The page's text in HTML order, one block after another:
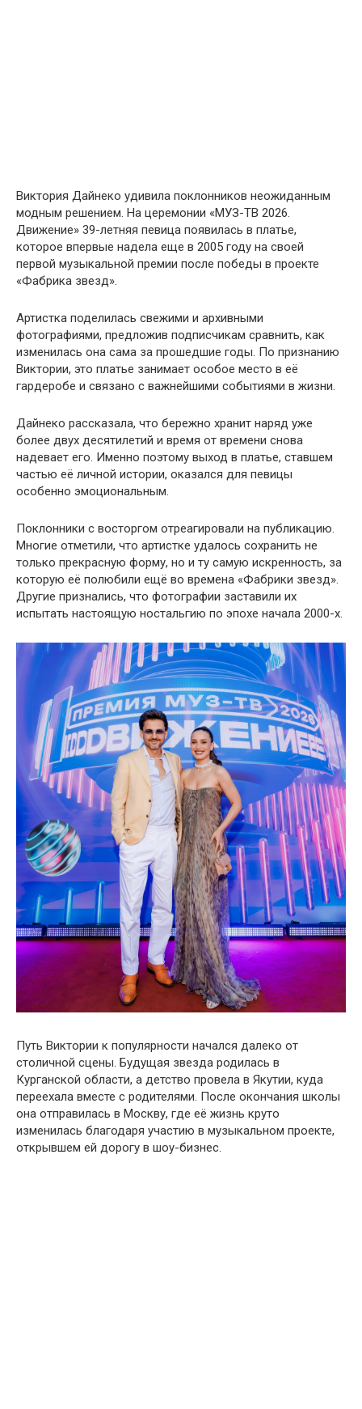
Виктория Дайнеко удивила поклонников неожиданным
модным решением. На церемонии «МУЗ-ТВ 2026.
Движение» 39-летняя певица появилась в платье,
которое впервые надела еще в 2005 году на своей
первой музыкальной премии после победы в проекте
«Фабрика звезд».
Артистка поделилась свежими и архивными
фотографиями, предложив подписчикам сравнить, как
изменилась она сама за прошедшие годы. По признанию
Виктории, это платье занимает особое место в её
гардеробе и связано с важнейшими событиями в жизни.
Дайнеко рассказала, что бережно хранит наряд уже
более двух десятилетий и время от времени снова
надевает его. Именно поэтому выход в платье, ставшем
частью её личной истории, оказался для певицы
особенно эмоциональным.
Поклонники с восторгом отреагировали на публикацию.
Многие отметили, что артистке удалось сохранить не
только прекрасную форму, но и ту самую искренность, за
которую её полюбили ещё во времена «Фабрики звезд».
Другие признались, что фотографии заставили их
испытать настоящую ностальгию по эпохе начала 2000-х.
Путь Виктории к популярности начался далеко от
столичной сцены. Будущая звезда родилась в
Курганской области, а детство провела в Якутии, куда
переехала вместе с родителями. После окончания школы
она отправилась в Москву, где её жизнь круто
изменилась благодаря участию в музыкальном проекте,
открывшем ей дорогу в шоу-бизнес.